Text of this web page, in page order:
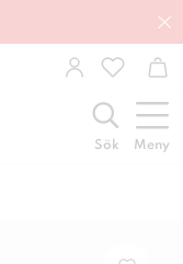
Sök Meny